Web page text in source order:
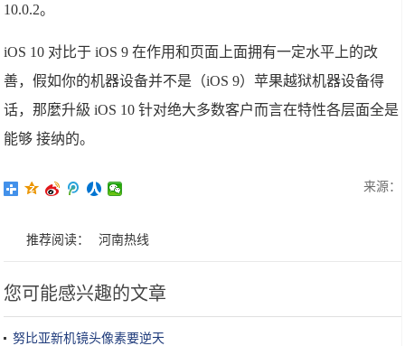
10.0.2。
iOS 10 对比于 iOS 9 在作用和页面上面拥有一定水平上的改
善，假如你的机器设备并不是（iOS 9）苹果越狱机器设备得
话，那麼升級 iOS 10 针对绝大多数客户而言在特性各层面全是
能够 接纳的。
来源：
推荐阅读： 河南热线
您可能感兴趣的文章
努比亚新机镜头像素要逆天